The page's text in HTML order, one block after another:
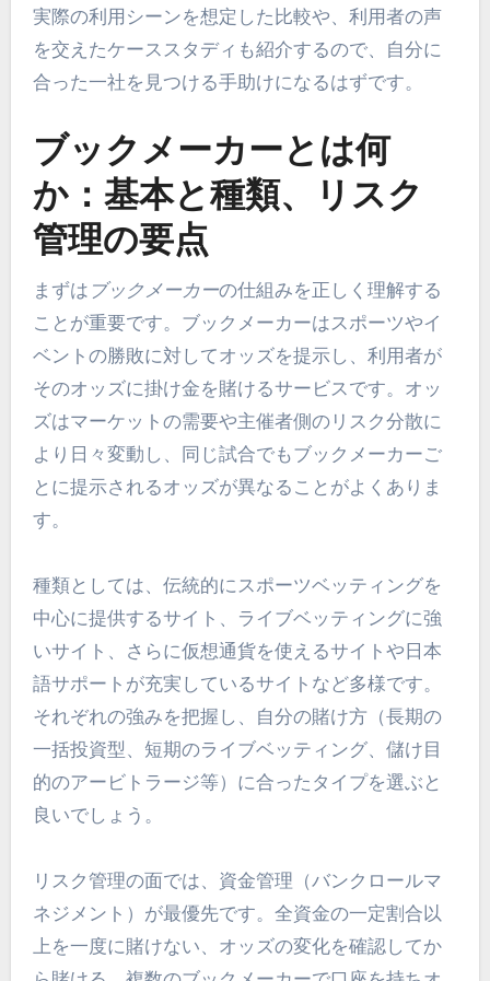
実際の利用シーンを想定した比較や、利用者の声
を交えたケーススタディも紹介するので、自分に
合った一社を見つける手助けになるはずです。
ブックメーカーとは何
か：基本と種類、リスク
管理の要点
まずは ブックメーカーの仕組みを正しく理解する
ことが重要です。ブックメーカーはスポーツやイ
ベントの勝敗に対してオッズを提示し、利用者が
そのオッズに掛け金を賭けるサービスです。オッ
ズはマーケットの需要や主催者側のリスク分散に
より日々変動し、同じ試合でもブックメーカーご
とに提示されるオッズが異なることがよくありま
す。
種類としては、伝統的にスポーツベッティングを
中心に提供するサイト、ライブベッティングに強
いサイト、さらに仮想通貨を使えるサイトや日本
語サポートが充実しているサイトなど多様です。
それぞれの強みを把握し、自分の賭け方（長期の
一括投資型、短期のライブベッティング、儲け目
的のアービトラージ等）に合ったタイプを選ぶと
良いでしょう。
リスク管理の面では、資金管理（バンクロールマ
ネジメント）が最優先です。全資金の一定割合以
上を一度に賭けない、オッズの変化を確認してか